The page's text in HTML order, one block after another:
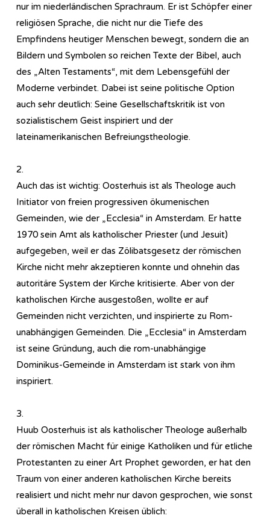
nur im niederländischen Sprachraum. Er ist Schöpfer einer
religiösen Sprache, die nicht nur die Tiefe des
Empfindens heutiger Menschen bewegt, sondern die an
Bildern und Symbolen so reichen Texte der Bibel, auch
des „Alten Testaments“, mit dem Lebensgefühl der
Moderne verbindet. Dabei ist seine politische Option
auch sehr deutlich: Seine Gesellschaftskritik ist von
sozialistischem Geist inspiriert und der
lateinamerikanischen Befreiungstheologie.
2.
Auch das ist wichtig: Oosterhuis ist als Theologe auch
Initiator von freien progressiven ökumenischen
Gemeinden, wie der „Ecclesia“ in Amsterdam. Er hatte
1970 sein Amt als katholischer Priester (und Jesuit)
aufgegeben, weil er das Zölibatsgesetz der römischen
Kirche nicht mehr akzeptieren konnte und ohnehin das
autoritäre System der Kirche kritisierte. Aber von der
katholischen Kirche ausgestoßen, wollte er auf
Gemeinden nicht verzichten, und inspirierte zu Rom-
unabhängigen Gemeinden. Die „Ecclesia“ in Amsterdam
ist seine Gründung, auch die rom-unabhängige
Dominikus-Gemeinde in Amsterdam ist stark von ihm
inspiriert.
3.
Huub Oosterhuis ist als katholischer Theologe außerhalb
der römischen Macht für einige Katholiken und für etliche
Protestanten zu einer Art Prophet geworden, er hat den
Traum von einer anderen katholischen Kirche bereits
realisiert und nicht mehr nur davon gesprochen, wie sonst
überall in katholischen Kreisen üblich: